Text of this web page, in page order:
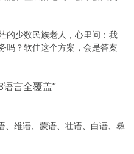
的少数民族老人，心里问：我
吗？软佳这个方案，会是答案
语言全覆盖”
、维语、蒙语、壮语、白语、彝